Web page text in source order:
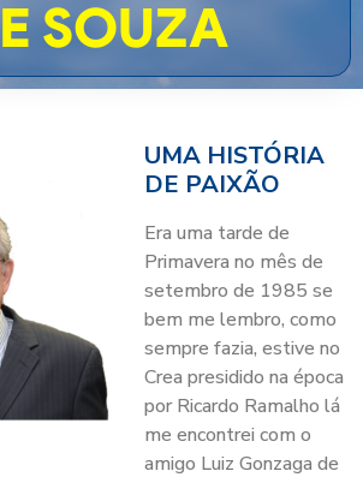
SOUZA
UMA HISTÓRIA
DE PAIXÃO
Era uma tarde de
Primavera no mês de
setembro de 1985 se
bem me lembro, como
sempre fazia, estive no
Crea presidido na época
por Ricardo Ramalho lá
me encontrei com o
amigo Luiz Gonzaga de